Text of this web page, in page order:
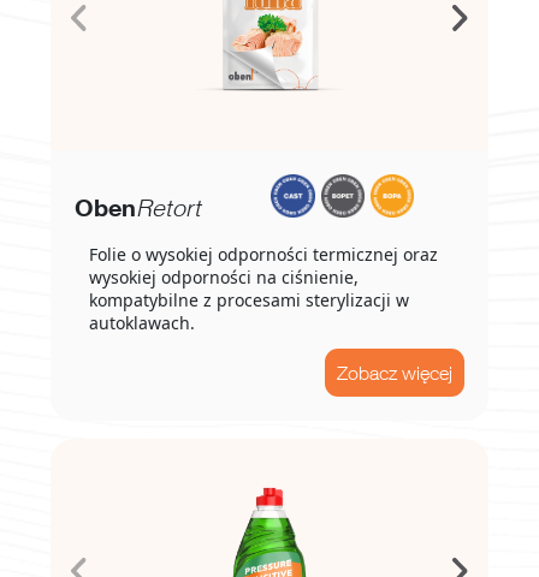
ObenRetort
Folie o wysokiej odporności termicznej oraz
wysokiej odporności na ciśnienie,
kompatybilne z procesami sterylizacji w
autoklawach.
Zobacz więcej